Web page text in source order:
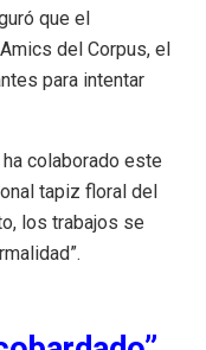
que el
del Corpus, el
para intentar
colaborado este
tapiz floral del
los trabajos se